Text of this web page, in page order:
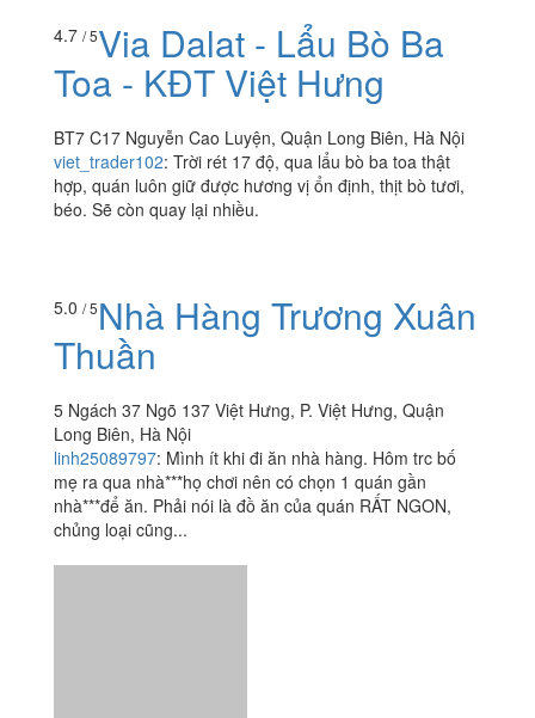
4.7 / 5Via Dalat - Lẩu Bò Ba
Toa - KĐT Việt Hưng
BT7 C17 Nguyễn Cao Luyện, Quận Long Biên, Hà Nội
viet_trader102: Trời rét 17 độ, qua lẩu bò ba toa thật
hợp, quán luôn giữ được hương vị ổn định, thịt bò tươi,
béo. Sẽ còn quay lại nhiều.
5.0 / 5Nhà Hàng Trương Xuân
Thuần
5 Ngách 37 Ngõ 137 Việt Hưng, P. Việt Hưng, Quận
Long Biên, Hà Nội
linh25089797: Mình ít khi đi ăn nhà hàng. Hôm trc bố
mẹ ra qua nhà***họ chơi nên có chọn 1 quán gần
nhà***để ăn. Phải nói là đồ ăn của quán RẤT NGON,
chủng loại cũng...